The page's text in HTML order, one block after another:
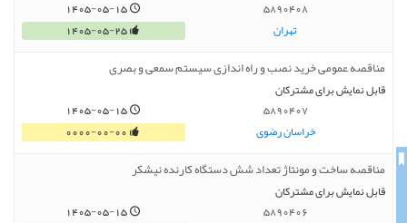
5890408
تهران
1405-05-15
1405-05-25
مناقصه عمومی خرید نصب و راه اندازی سیستم سمعی و بصری
قابل نمایش برای مشترکان
5890407
خراسان رضوی
1405-05-15
0000-00-00
مناقصه ساخت و مونتاژ تعداد شش دستگاه کارنده نیشکر
قابل نمایش برای مشترکان
5890406
1405-05-15